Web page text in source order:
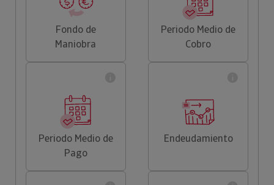
Fondo de
Maniobra
Periodo Medio de
Cobro
Periodo Medio de
Pago
Endeudamiento